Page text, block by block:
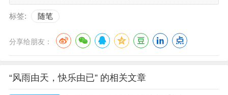
标签: 随笔
分享给朋友：
“风雨由天，快乐由已” 的相关文章